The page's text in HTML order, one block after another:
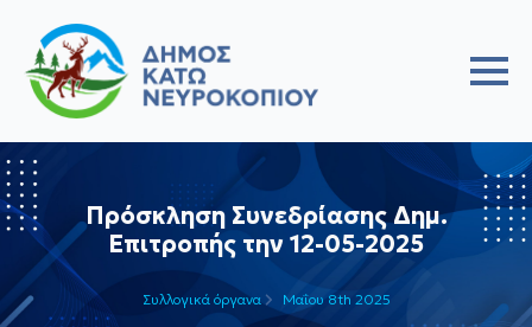
Πρόσκληση Συνεδρίασης Δημ.
Επιτροπής την 12-05-2025
Συλλογικά όργανα Μαΐου 8th 2025